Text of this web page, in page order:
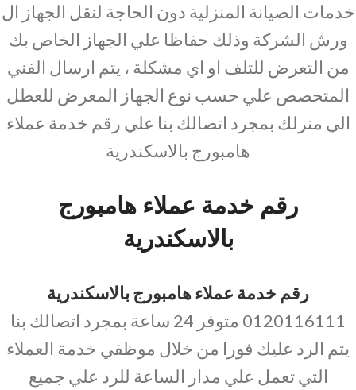
خدمات الصيانة المنزلية دون الحاجة لنقل الجهاز ال
ورش الشركة وذلك حفاظا علي الجهاز الخاص بك
من التعرض للتلف او اي مشكلة ، يتم ارسال الفني
المتحصص علي حسب نوع الجهاز المعرض للعطل
الي منزلك بمجرد اتصالك بنا علي رقم خدمة عملاء
هامبورج بالاسكندرية
رقم خدمة عملاء هامبورج
بالاسكندرية
رقم خدمة عملاء هامبورج بالاسكندرية
0120116111 متوفر 24 ساعة بمجرد اتصالك بنا
يتم الرد عليك فورا من خلال موظفي خدمة العملاء
التي تعمل علي مدار الساعة للرد علي جميع